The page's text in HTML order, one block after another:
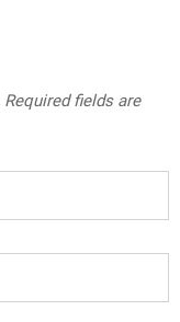
Required fields are